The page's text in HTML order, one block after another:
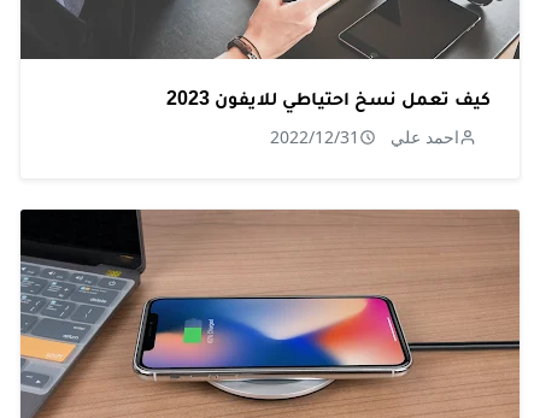
كيف تعمل نسخ احتياطي للايفون 2023
احمد علي 2022/12/31